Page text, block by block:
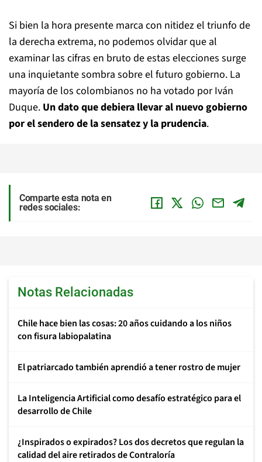
Si bien la hora presente marca con nitidez el triunfo de
la derecha extrema, no podemos olvidar que al
examinar las cifras en bruto de estas elecciones surge
una inquietante sombra sobre el futuro gobierno. La
mayoría de los colombianos no ha votado por Iván
Duque. Un dato que debiera llevar al nuevo gobierno
por el sendero de la sensatez y la prudencia.
Comparte esta nota en
redes sociales:
Notas Relacionadas
Chile hace bien las cosas: 20 años cuidando a los niños
con fisura labiopalatina
El patriarcado también aprendió a tener rostro de mujer
La Inteligencia Artificial como desafío estratégico para el
desarrollo de Chile
¿Inspirados o expirados? Los dos decretos que regulan la
calidad del aire retirados de Contraloría